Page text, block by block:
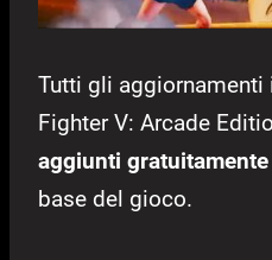
Tutti gli
Fighter V: Arcade
aggiunti gratuitamente
base del gioco.